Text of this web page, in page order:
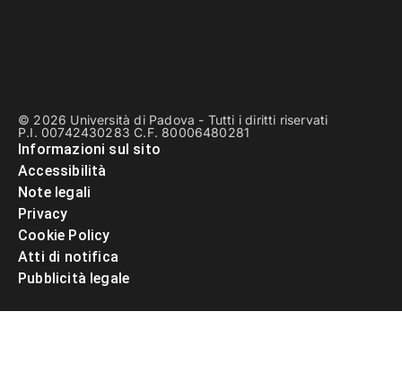
© 2026 Università di Padova - Tutti i diritti riservati
P.I. 00742430283 C.F. 80006480281
Informazioni sul sito
Accessibilità
Note legali
Privacy
Cookie Policy
Atti di notifica
Pubblicità legale